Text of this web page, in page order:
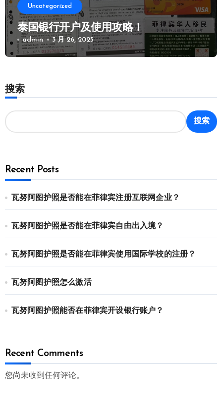
Uncategorized
泰国银行开户及使用攻略！
admin 3 月 26, 2025
搜索
搜索
Recent Posts
瓦努阿图护照是否能在菲律宾注册互联网企业？
瓦努阿图护照是否能在菲律宾自由出入境？
瓦努阿图护照是否能在菲律宾使用国际学校的注册？
瓦努阿图护照怎么激活
瓦努阿图护照能否在菲律宾开设银行账户？
Recent Comments
您尚未收到任何评论。